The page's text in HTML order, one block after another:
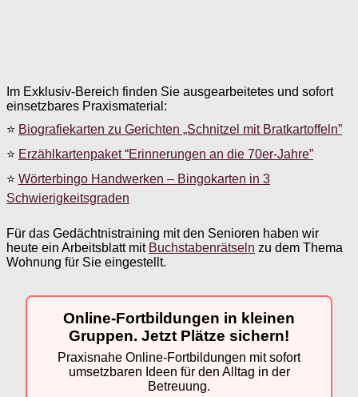
Im Exklusiv-Bereich finden Sie ausgearbeitetes und sofort
einsetzbares Praxismaterial:
⭐ Biografiekarten zu Gerichten „Schnitzel mit Bratkartoffeln”
⭐ Erzählkartenpaket “Erinnerungen an die 70er-Jahre”
⭐ Wörterbingo Handwerken – Bingokarten in 3
Schwierigkeitsgraden
Für das Gedächtnistraining mit den Senioren haben wir
heute ein Arbeitsblatt mit Buchstabenrätseln zu dem Thema
Wohnung für Sie eingestellt.
Online-Fortbildungen in kleinen
Gruppen. Jetzt Plätze sichern!
Praxisnahe Online-Fortbildungen mit sofort
umsetzbaren Ideen für den Alltag in der
Betreuung.